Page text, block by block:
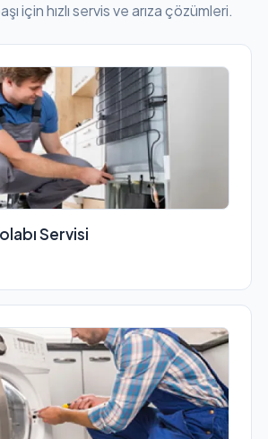
için hızlı servis ve arıza çözümleri.
Servisi